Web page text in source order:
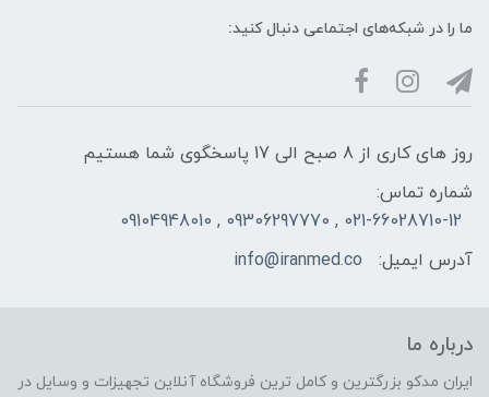
ما را در شبکه‌های اجتماعی دنبال کنید:
روز های کاری از 8 صبح الی 17 پاسخگوی شما هستیم
شماره تماس:
021-66028710-12 , 09306297770 , 09104948010
آدرس ایمیل:
info@iranmed.co
درباره ما
ایران مدکو بزرگترین و کامل ترین فروشگاه آنلاین تجهیزات و وسایل در